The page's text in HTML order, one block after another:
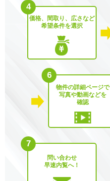
4
価格、間取り、広さなど
希望条件を選択
6
物件の詳細ページで
写真や動画などを
確認
7
問い合わせ
早速内覧へ！